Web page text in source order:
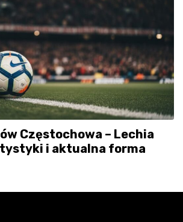
Częstochowa – Lechia
i aktualna forma